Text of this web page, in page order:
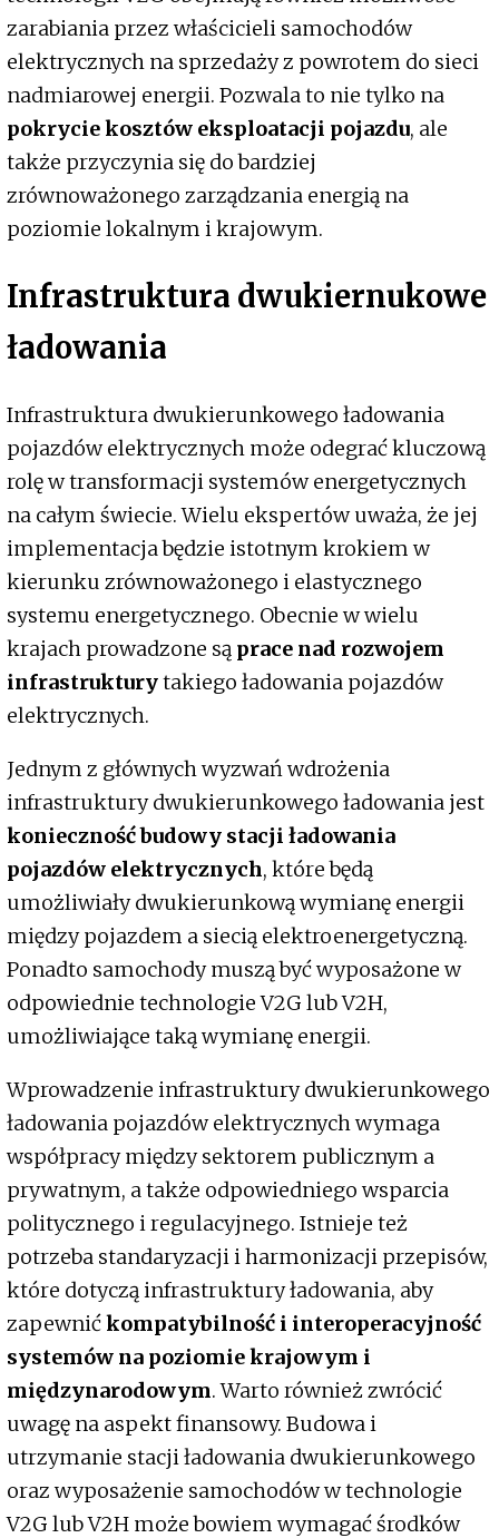
zarabiania przez właścicieli samochodów
elektrycznych na sprzedaży z powrotem do sieci
nadmiarowej energii. Pozwala to nie tylko na
pokrycie kosztów eksploatacji pojazdu, ale
także przyczynia się do bardziej
zrównoważonego zarządzania energią na
poziomie lokalnym i krajowym.
Infrastruktura dwukiernukowe
ładowania
Infrastruktura dwukierunkowego ładowania
pojazdów elektrycznych może odegrać kluczową
rolę w transformacji systemów energetycznych
na całym świecie. Wielu ekspertów uważa, że jej
implementacja będzie istotnym krokiem w
kierunku zrównoważonego i elastycznego
systemu energetycznego. Obecnie w wielu
krajach prowadzone są prace nad rozwojem
infrastrukturytakiego ładowania pojazdów
elektrycznych.
Jednym z głównych wyzwań wdrożenia
infrastruktury dwukierunkowego ładowania jest
konieczność budowy stacji ładowania
pojazdów elektrycznych, które będą
umożliwiały dwukierunkową wymianę energii
między pojazdem a siecią elektroenergetyczną.
Ponadto samochody muszą być wyposażone w
odpowiednie technologie V2G lub V2H,
umożliwiające taką wymianę energii.
Wprowadzenie infrastruktury dwukierunkowego
ładowania pojazdów elektrycznych wymaga
współpracy między sektorem publicznym a
prywatnym, a także odpowiedniego wsparcia
politycznego i regulacyjnego. Istnieje też
potrzeba standaryzacji i harmonizacji przepisów,
które dotyczą infrastruktury ładowania, aby
zapewnićkompatybilność i interoperacyjność
systemów na poziomie krajowym i
międzynarodowym. Warto również zwrócić
uwagę na aspekt finansowy. Budowa i
utrzymanie stacji ładowania dwukierunkowego
oraz wyposażenie samochodów w technologie
V2G lub V2H może bowiem wymagać środków